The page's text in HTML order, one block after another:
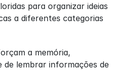
para organizar ideias
a diferentes categorias
a memória,
de lembrar informações de